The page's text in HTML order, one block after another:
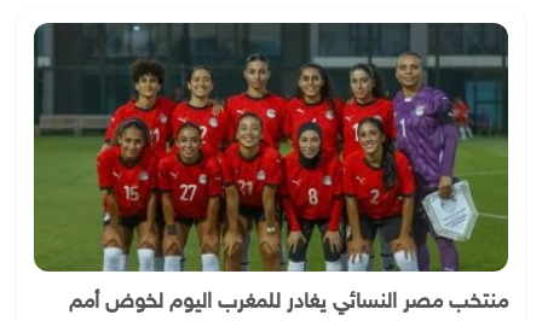
منتخب مصر النسائي يغادر للمغرب اليوم لخوض أمم